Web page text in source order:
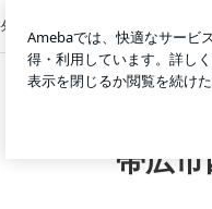
ピアノ教室
旅行で実感した日本の便利さ
帯広